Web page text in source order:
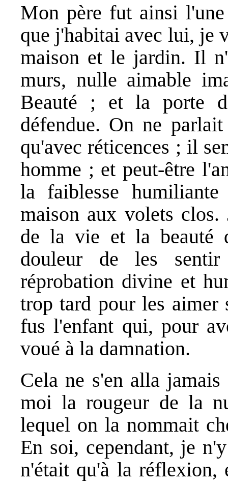
Mon père fut ainsi
que j'habitai avec lui, je
maison et le jardin. Il
murs, nulle aimable
Beauté ; et la porte
défendue. On ne
qu'avec réticences ; il
homme ; et peut-être
la faiblesse
maison aux volets clos.
de la vie et la beauté
douleur de les
réprobation divine et
trop tard pour les aimer
fus l'enfant qui, pour
voué à la damnation.
Cela ne s'en alla
moi la rougeur de la
lequel on la nommait
En soi, cependant, je
n'était qu'à la réflexion,